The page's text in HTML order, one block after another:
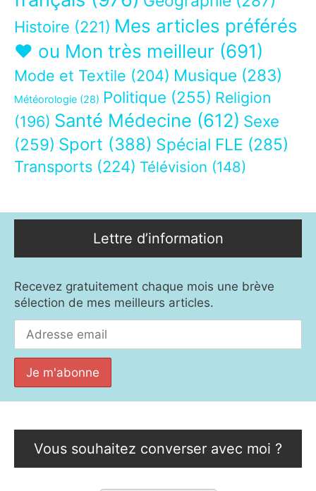
Histoire (221) Mes articles préférés
❤ ou Mon très meilleur (691)
Mode et Textile (204) Musique (283)
Météorologie (28) Politique (255) Religion
(196) Santé Médecine (612) Sexe
(259) Sport (388) Spécial FLE (285)
Transports (224) Télévision (148)
Lettre d’information
Recevez gratuitement chaque mois une brève
sélection de mes meilleurs articles.
Vous souhaitez converser avec moi ?